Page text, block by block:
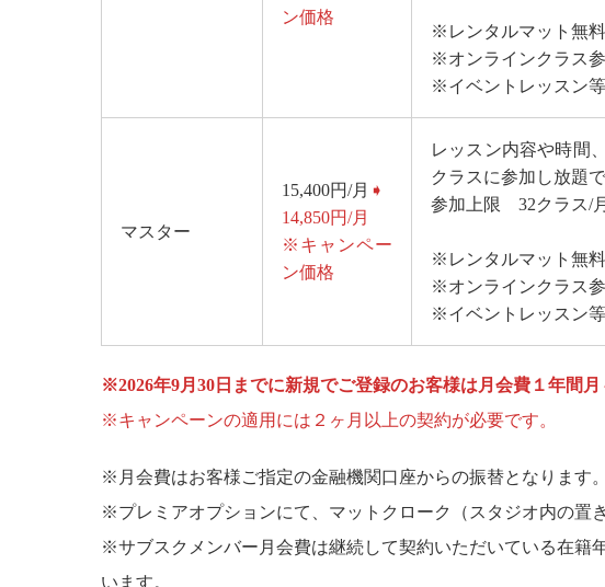
ン価格
※レンタルマット無料
※オンラインクラス
※イベントレッスン
マスター
15,400円/月 ➧
14,850円/月
※キャンペー
ン価格
レッスン内容や時間
クラスに参加し放題で
参加上限 32クラス/月
※レンタルマット無料
※オンラインクラス
※イベントレッスン
※2026年9月30日までに新規でご登録のお客様は月会費１年間
※キャンペーンの適用には２ヶ月以上の契約が必要です。
※月会費はお客様ご指定の金融機関口座からの振替となります。
※プレミアオプションにて、マットクローク（スタジオ内の置
※サブスクメンバー月会費は継続して契約いただいている在籍
います。